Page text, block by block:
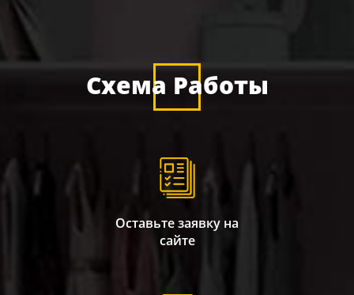
Схема Работы
Оставьте заявку на
сайте